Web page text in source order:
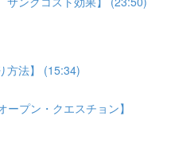
方法】 (15:34)
プン・クエスチョン】